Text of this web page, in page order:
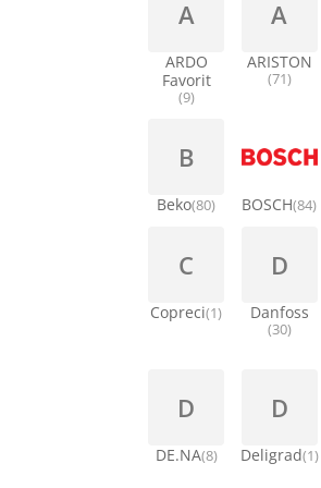
A
ARDO
Favorit
(9)
A
ARISTON
(71)
B
Beko(80) BOSCH(84)
C
Copreci(1)
D
Danfoss
(30)
D
DE.NA(8)
D
Deligrad(1)